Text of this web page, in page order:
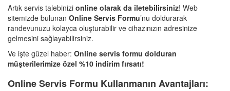
Artık servis talebinizi online olarak da iletebilirsiniz! Web
sitemizde bulunan Online Servis Formu’nu doldurarak
randevunuzu kolayca oluşturabilir ve cihazınızın adresinize
gelmesini sağlayabilirsiniz.
Ve işte güzel haber: Online servis formu dolduran
müşterilerimize özel %10 indirim fırsatı!
Online Servis Formu Kullanmanın Avantajları: